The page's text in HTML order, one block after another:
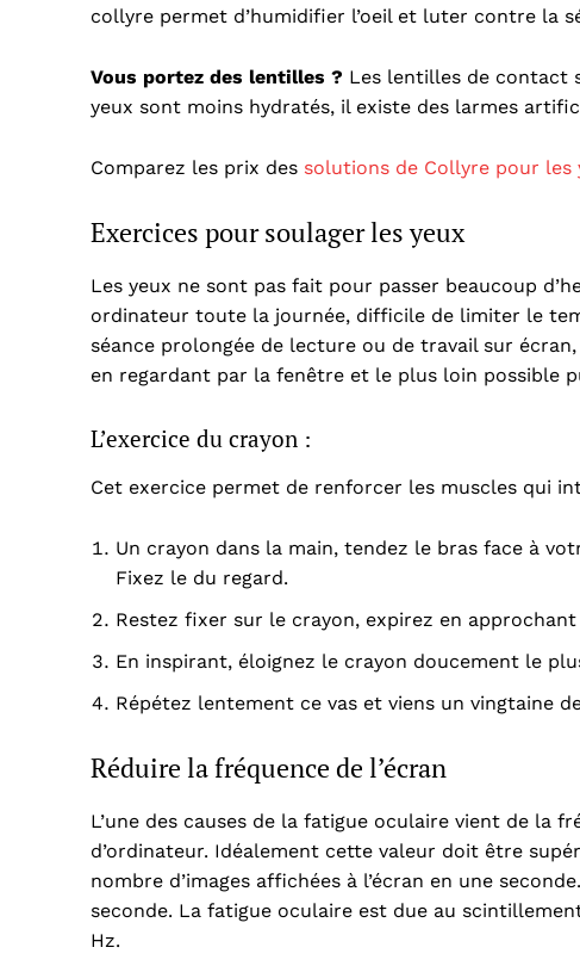
collyre permet d’humidifier l’oeil et luter contre la
Vous portez des lentilles ? Les lentilles de contact
yeux sont moins hydratés, il existe des larmes
Comparez les prix des solutions de Collyre pour les
Exercices pour soulager les yeux
Les yeux ne sont pas fait pour passer beaucoup
ordinateur toute la journée, difficile de limiter le
séance prolongée de lecture ou de travail sur
en regardant par la fenêtre et le plus loin possible
L’exercice du crayon :
Cet exercice permet de renforcer les muscles qui
Un crayon dans la main, tendez le bras face à
Fixez le du regard.
Restez fixer sur le crayon, expirez en
En inspirant, éloignez le crayon doucement le
Répétez lentement ce vas et viens un vingtaine
Réduire la fréquence de l’écran
L’une des causes de la fatigue oculaire vient de la
d’ordinateur. Idéalement cette valeur doit être
nombre d’images affichées à l’écran en une
seconde. La fatigue oculaire est due au
Hz.